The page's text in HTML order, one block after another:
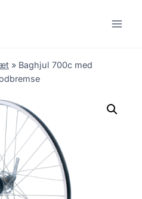
» Baghjul 700c med